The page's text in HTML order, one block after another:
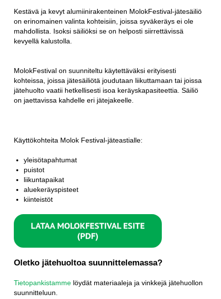
Kestävä ja kevyt alumiinirakenteinen MolokFestival-jätesäiliö
on erinomainen valinta kohteisiin, joissa syväkeräys ei ole
mahdollista. Isoksi säiliöksi se on helposti siirrettävissä
kevyellä kalustolla.
MolokFestival on suunniteltu käytettäväksi erityisesti
kohteissa, joissa jätesäiliötä joudutaan liikuttamaan tai joissa
jätehuolto vaatii hetkellisesti isoa keräyskapasiteettia. Säiliö
on jaettavissa kahdelle eri jätejakeelle.
Käyttökohteita Molok Festival-jäteastialle:
yleisötapahtumat
puistot
liikuntapaikat
aluekeräyspisteet
kiinteistöt
Oletko jätehuoltoa suunnittelemassa?
Tietopankistamme löydät materiaaleja ja vinkkejä jätehuollon
suunnitteluun.